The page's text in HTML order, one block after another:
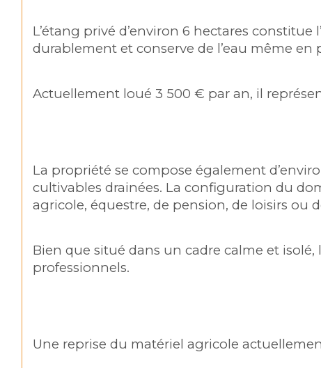
L’étang privé d’environ 6 hectares
durablement et conserve de l’eau même en
Actuellement loué 3 500 € par an, il
La propriété se compose également
cultivables drainées. La configuration du
agricole, équestre, de pension, de loisirs ou
Bien que situé dans un cadre calme et
professionnels.
Une reprise du matériel agricole